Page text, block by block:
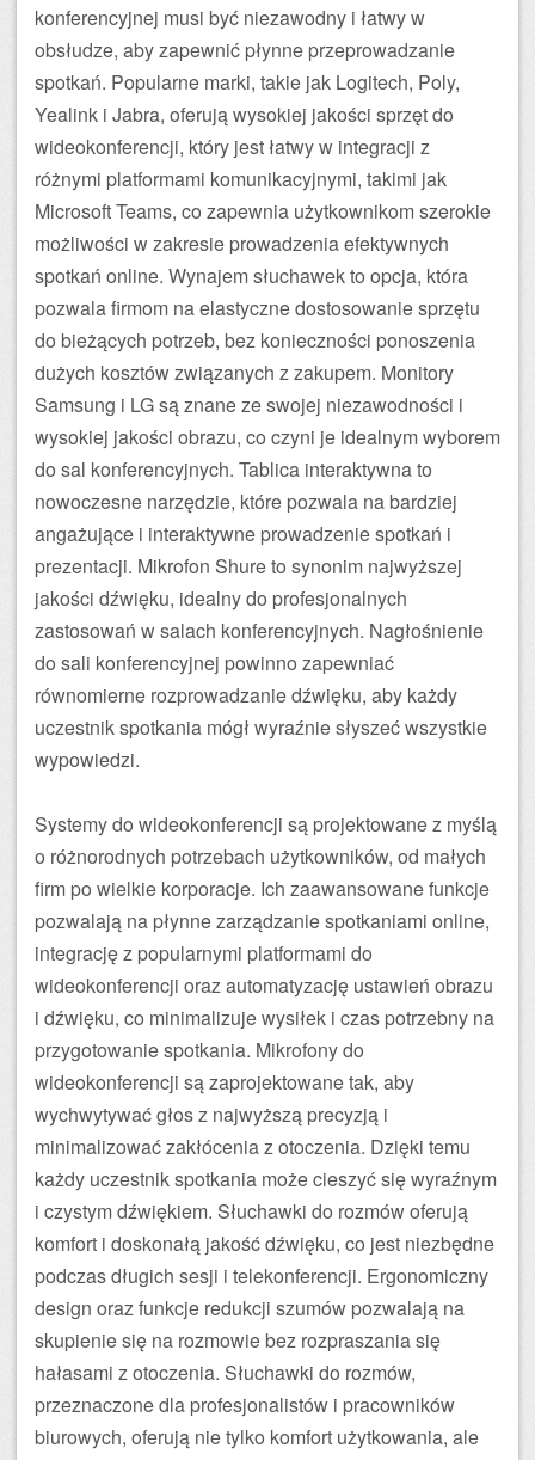
konferencyjnej musi być niezawodny i łatwy w
obsłudze, aby zapewnić płynne przeprowadzanie
spotkań. Popularne marki, takie jak Logitech, Poly,
Yealink i Jabra, oferują wysokiej jakości sprzęt do
wideokonferencji, który jest łatwy w integracji z
różnymi platformami komunikacyjnymi, takimi jak
Microsoft Teams, co zapewnia użytkownikom szerokie
możliwości w zakresie prowadzenia efektywnych
spotkań online. Wynajem słuchawek to opcja, która
pozwala firmom na elastyczne dostosowanie sprzętu
do bieżących potrzeb, bez konieczności ponoszenia
dużych kosztów związanych z zakupem. Monitory
Samsung i LG są znane ze swojej niezawodności i
wysokiej jakości obrazu, co czyni je idealnym wyborem
do sal konferencyjnych. Tablica interaktywna to
nowoczesne narzędzie, które pozwala na bardziej
angażujące i interaktywne prowadzenie spotkań i
prezentacji. Mikrofon Shure to synonim najwyższej
jakości dźwięku, idealny do profesjonalnych
zastosowań w salach konferencyjnych. Nagłośnienie
do sali konferencyjnej powinno zapewniać
równomierne rozprowadzanie dźwięku, aby każdy
uczestnik spotkania mógł wyraźnie słyszeć wszystkie
wypowiedzi.
Systemy do wideokonferencji są projektowane z myślą
o różnorodnych potrzebach użytkowników, od małych
firm po wielkie korporacje. Ich zaawansowane funkcje
pozwalają na płynne zarządzanie spotkaniami online,
integrację z popularnymi platformami do
wideokonferencji oraz automatyzację ustawień obrazu
i dźwięku, co minimalizuje wysiłek i czas potrzebny na
przygotowanie spotkania. Mikrofony do
wideokonferencji są zaprojektowane tak, aby
wychwytywać głos z najwyższą precyzją i
minimalizować zakłócenia z otoczenia. Dzięki temu
każdy uczestnik spotkania może cieszyć się wyraźnym
i czystym dźwiękiem. Słuchawki do rozmów oferują
komfort i doskonałą jakość dźwięku, co jest niezbędne
podczas długich sesji i telekonferencji. Ergonomiczny
design oraz funkcje redukcji szumów pozwalają na
skupienie się na rozmowie bez rozpraszania się
hałasami z otoczenia. Słuchawki do rozmów,
przeznaczone dla profesjonalistów i pracowników
biurowych, oferują nie tylko komfort użytkowania, ale